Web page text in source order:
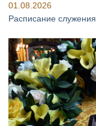
01.08.2026
Расписание